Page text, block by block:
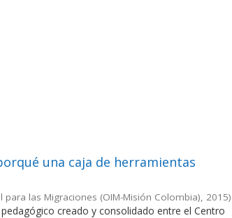
una caja de herramientas
para las Migraciones (OIM-Misión Colombia), 2015)
creado y consolidado entre el Centro